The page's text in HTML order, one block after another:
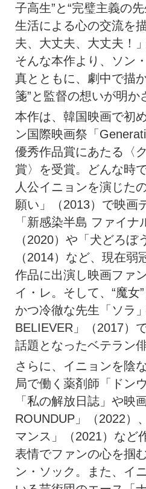
子高生”と“完璧主義の
生活による心の交流を
夫、大丈夫、大丈夫！
そんな本作より、ソン
真とともに、劇中で描
箋”と監督の想いが明か
本作は、韓国映画で初
ン国際映画祭「
優秀作品賞にあたる〈
賞〉を受賞。どんな時
人公イニョンを演じた
願い」（2013）で映画
「新感染半島 ファイナ
（2020）や「犬どろぼ
（2014）など、現在弱
作品に出演し映画ファ
イ・レ。そして、“魔女
かつ冷徹な先生「ソラ
BELIEVER」（2017）
話題となったベテラン
さらに、イニョンを陰
局で働く薬剤師「ドン
「私の解放日誌」や映
ROUNDUP」（2022）
マンス」（2021）など
表情でファンの心を掴
ン・ソック。また、イ